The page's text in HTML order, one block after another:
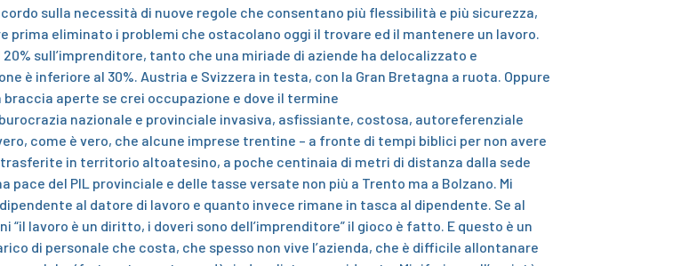
sulla necessità di nuove regole che consentano più flessibilità e più sicurezza,
prima eliminato i problemi che ostacolano oggi il trovare ed il mantenere un lavoro.
sull’imprenditore, tanto che una miriade di aziende ha delocalizzato e
è inferiore al 30%. Austria e Svizzera in testa, con la Gran Bretagna a ruota. Oppure
braccia aperte se crei occupazione e dove il termine
nazionale e provinciale invasiva, asfissiante, costosa, autoreferenziale
come è vero, che alcune imprese trentine – a fronte di tempi biblici per non avere
in territorio altoatesino, a poche centinaia di metri di distanza dalla sede
del PIL provinciale e delle tasse versate non più a Trento ma a Bolzano. Mi
al datore di lavoro e quanto invece rimane in tasca al dipendente. Se al
lavoro è un diritto, i doveri sono dell’imprenditore” il gioco è fatto. E questo è un
di personale che costa, che spesso non vive l’azienda, che è difficile allontanare